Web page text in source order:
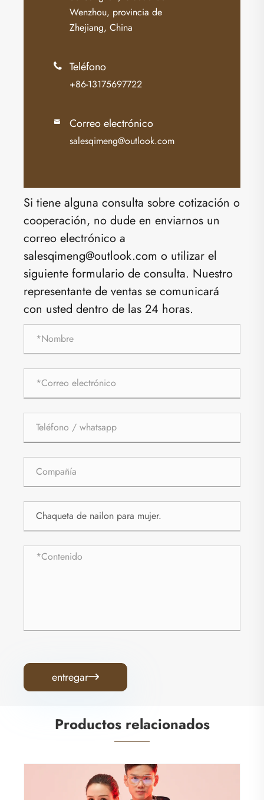
Wenzhou, provincia de
Zhejiang, China
 Teléfono
+86-13175697722
 Correo electrónico
salesqimeng@outlook.com
Si tiene alguna consulta sobre cotización o
cooperación, no dude en enviarnos un
correo electrónico a
salesqimeng@outlook.com o utilizar el
siguiente formulario de consulta. Nuestro
representante de ventas se comunicará
con usted dentro de las 24 horas.
entregar
Productos relacionados